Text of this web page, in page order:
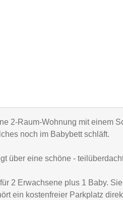
2-Raum-Wohnung mit einem
noch im Babybett schläft.
über eine schöne -
2 Erwachsene plus 1 Baby.
ein kostenfreier Parkplatz